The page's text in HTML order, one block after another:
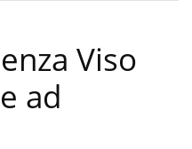
Viso
ad